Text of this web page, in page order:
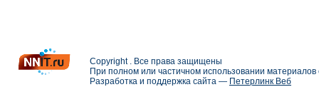
Copyright . Все права защищены
При полном или частичном использовании
Разработка и поддержка сайта — Петерлинк Веб